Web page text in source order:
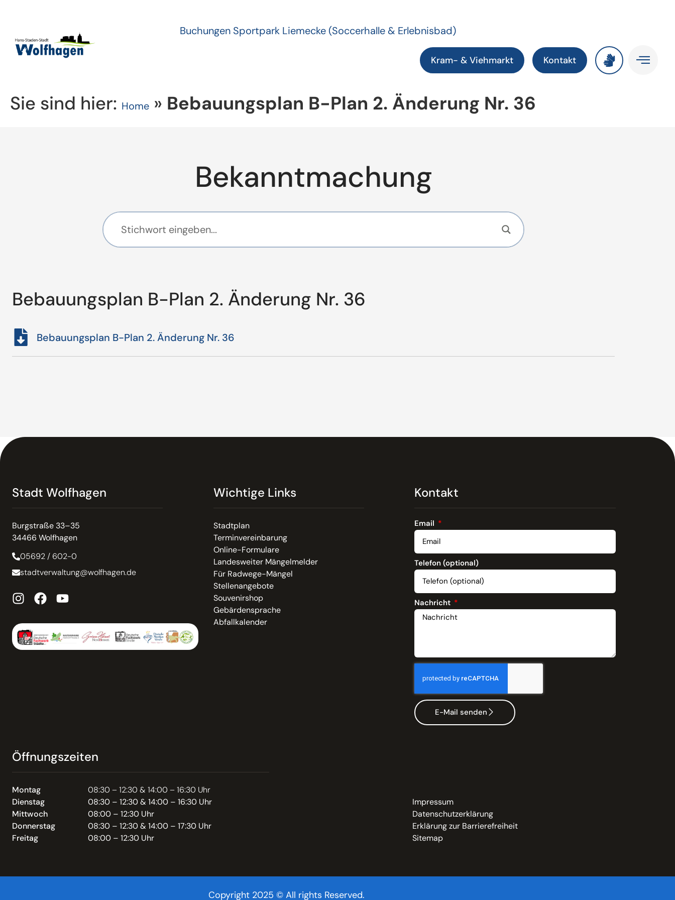
Buchungen Sportpark Liemecke (Soccerhalle & Erlebnisbad)
Kram- & Viehmarkt Kontakt
Sie sind hier: Home » Bebauungsplan B-Plan 2. Änderung Nr. 36
Bekanntmachung
Bebauungsplan B-Plan 2. Änderung Nr. 36
Bebauungsplan B-Plan 2. Änderung Nr. 36
Stadt Wolfhagen
Burgstraße 33–35
34466 Wolfhagen
05692 / 602-0
stadtverwaltung@wolfhagen.de
Wichtige Links
Stadtplan
Terminvereinbarung
Online-Formulare
Landesweiter Mängelmelder
Für Radwege-Mängel
Stellenangebote
Souvenirshop
Gebärdensprache
Abfallkalender
Kontakt
Email
Telefon (optional)
Nachricht
E-Mail senden
Öffnungszeiten
Montag
08:30 – 12:30 & 14:00 – 16:30 Uhr
Dienstag
08:30 – 12:30 & 14:00 – 16:30 Uhr
Mittwoch
08:00 – 12:30 Uhr
Donnerstag
08:30 – 12:30 & 14:00 – 17:30 Uhr
Freitag
08:00 – 12:30 Uhr
Impressum
Datenschutzerklärung
Erklärung zur Barrierefreiheit
Sitemap
Copyright 2025 © All rights Reserved.